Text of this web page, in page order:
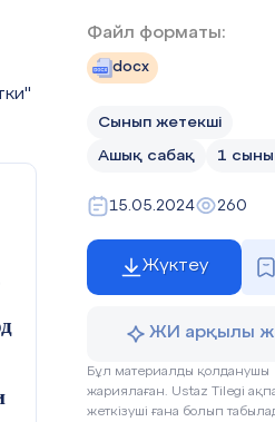
Файл форматы:
docx
Сынып жетекші
Ашық сабақ 1
15.05.2024 260
Жүктеу
ЖИ арқылы
Бұл материалды қолданушы
жариялаған. Ustaz Tilegi
жеткізуші ғана болып